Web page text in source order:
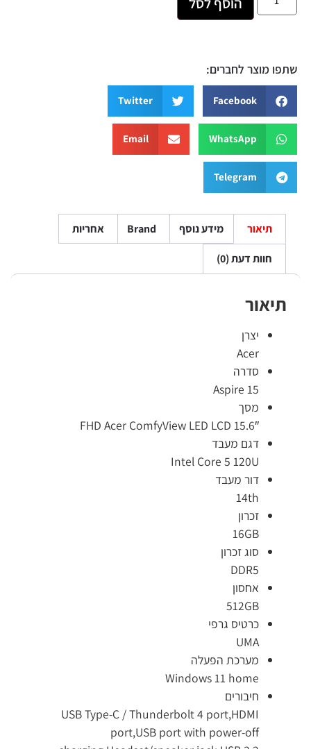
שתפו מוצר לחברים:
Facebook
Twitter
WhatsApp
Email
Telegram
תיאור מידע נוסף Brand אחריות
חוות דעת (0)
תיאור
יצרן
Acer
סדרה
Aspire 15
מסך
15.6″ FHD Acer ComfyView LED LCD
דגם מעבד
Intel Core 5 120U
דור מעבד
14th
זכרון
16GB
סוג זכרון
DDR5
אחסון
512GB
כרטיס גרפי
UMA
מערכת הפעלה
Windows 11 home
חיבורים
USB Type-C / Thunderbolt 4 port,HDMI
port,USB port with power-off